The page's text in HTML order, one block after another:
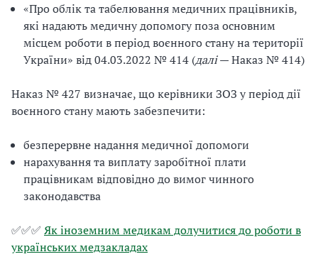
«Про облік та табелювання медичних працівників,
які надають медичну допомогу поза основним
місцем роботи в період воєнного стану на території
України» від 04.03.2022 № 414 (далі— Наказ № 414)
Наказ № 427 визначає, що керівники ЗОЗ у період дії
воєнного стану мають забезпечити:
безперервне надання медичної допомоги
нарахування та виплату заробітної плати
працівникам відповідно до вимог чинного
законодавства
✅✅✅ Як іноземним медикам долучитися до роботи в
українських медзакладах